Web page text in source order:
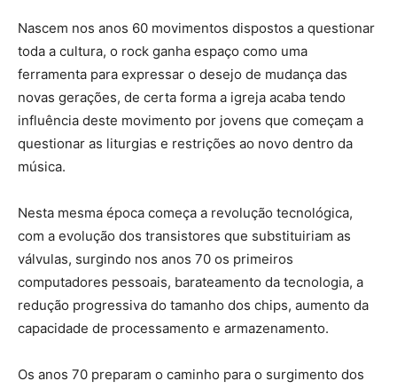
Nascem nos anos 60 movimentos dispostos a questionar
toda a cultura, o rock ganha espaço como uma
ferramenta para expressar o desejo de mudança das
novas gerações, de certa forma a igreja acaba tendo
influência deste movimento por jovens que começam a
questionar as liturgias e restrições ao novo dentro da
música.
Nesta mesma época começa a revolução tecnológica,
com a evolução dos transistores que substituiriam as
válvulas, surgindo nos anos 70 os primeiros
computadores pessoais, barateamento da tecnologia, a
redução progressiva do tamanho dos chips, aumento da
capacidade de processamento e armazenamento.
Os anos 70 preparam o caminho para o surgimento dos